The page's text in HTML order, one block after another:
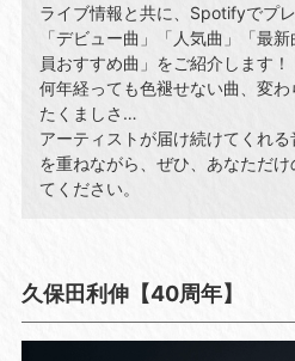
ライブ情報と共に、Spotifyでプ
「デビュー曲」「人気曲」「最
員おすすめ曲」をご紹介します！
何年経っても色褪せない曲、変
たくましさ…
アーティストが届け続けてくれ
を重ねながら、ぜひ、あなただ
てください。
久保田利伸【40周年】